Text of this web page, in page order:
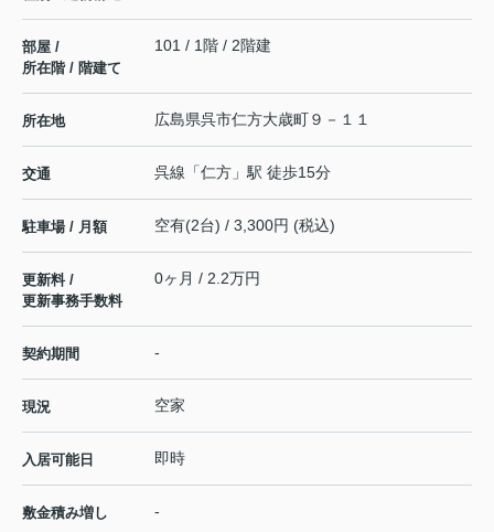
部屋 /
所在階 / 階建て
101 / 1階 / 2階建
所在地 広島県呉市仁方大歳町９－１１
交通 呉線 「仁方 」駅 徒歩15分
駐車場 / 月額 空有(2台) / 3,300円 (税込)
更新料 /
更新事務手数料
0ヶ月 / 2.2万円
契約期間 -
現況 空家
入居可能日 即時
敷金積み増し -